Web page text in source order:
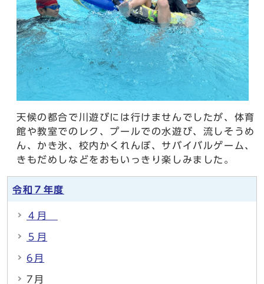
天候の都合で川遊びには行けませんでしたが、体育
館や教室でのレク、プールでの水遊び、流しそうめ
ん、かき氷、校内かくれんぼ、サバイバルゲーム、
きもだめしなどをおもいっきり楽しみました。
令和７年度
４月
５月
6月
7月